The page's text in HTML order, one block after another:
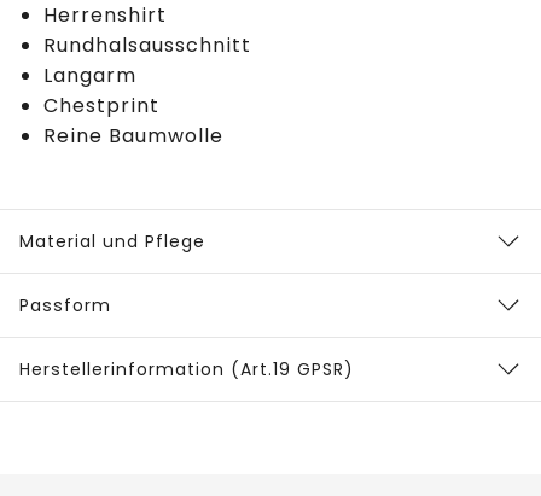
Herrenshirt
Rundhalsausschnitt
Langarm
Chestprint
Reine Baumwolle
Material und Pflege
Passform
Herstellerinformation (Art.19 GPSR)